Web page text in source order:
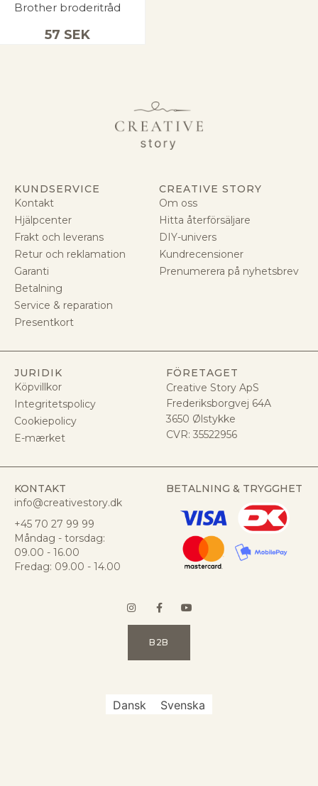
Brother broderitråd
57 SEK
KUNDSERVICE
Kontakt
Hjälpcenter
Frakt och leverans
Retur och reklamation
Garanti
Betalning
Service & reparation
Presentkort
CREATIVE STORY
Om oss
Hitta återförsäljare
DIY-univers
Kundrecensioner
Prenumerera på nyhetsbrev
JURIDIK
Köpvillkor
Integritetspolicy
Cookiepolicy
E-mærket
FÖRETAGET
Creative Story ApS
Frederiksborgvej 64A
3650 Ølstykke
CVR: 35522956
KONTAKT
info@creativestory.dk
+45 70 27 99 99
Måndag - torsdag:
09.00 - 16.00
Fredag: 09.00 - 14.00
BETALNING & TRYGGHET
B2B
Dansk Svenska